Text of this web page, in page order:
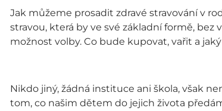
Jak můžeme prosadit zdravé stravování v
stravou, která by ve své základní formě, bez
možnost volby. Co bude kupovat, vařit a
Nikdo jiný, žádná instituce ani škola, však
tom, co našim dětem do jejich života